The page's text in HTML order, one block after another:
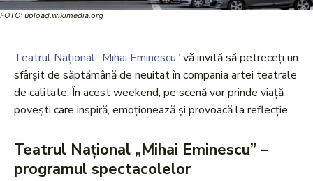
FOTO: upload.wikimedia.org
Teatrul Național „Mihai Eminescu” vă invită să petreceți un
sfârșit de săptămână de neuitat în compania artei teatrale
de calitate. În acest weekend, pe scenă vor prinde viață
povești care inspiră, emoționează și provoacă la reflecție.
Teatrul Național „Mihai Eminescu” –
programul spectacolelor